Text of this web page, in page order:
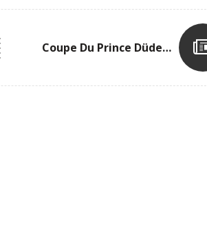
Coupe Du Prince Düdelingen